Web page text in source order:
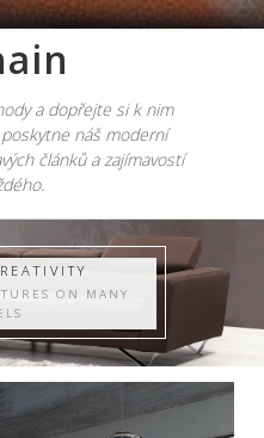
a dopřejte si k nim
náš moderní
článků a zajímavostí
ON MANY